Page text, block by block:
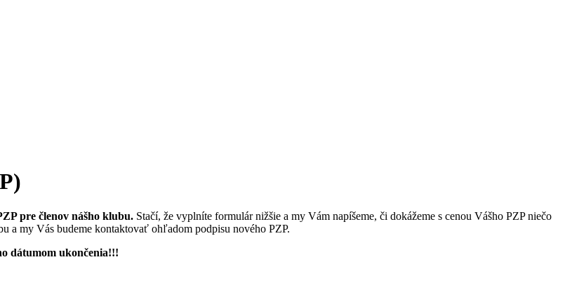
pre členov nášho klubu. Stačí, že vyplníte formulár nižšie a my Vám napíšeme, či dokážeme s cenou Vášho PZP niečo
a my Vás budeme kontaktovať ohľadom podpisu nového PZP.
dátumom ukončenia!!!